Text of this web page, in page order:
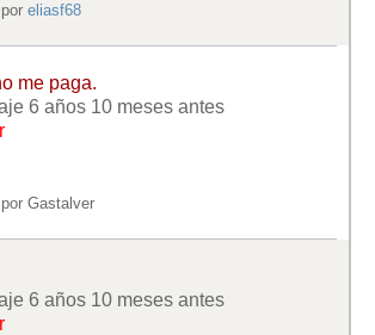
poreliasf68
me paga.
6 años 10 meses antes
porGastalver
6 años 10 meses antes